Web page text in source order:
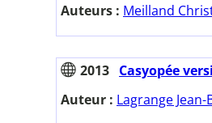
Auteurs : Meilland
2013 Casyopée
Auteur : Lagrange